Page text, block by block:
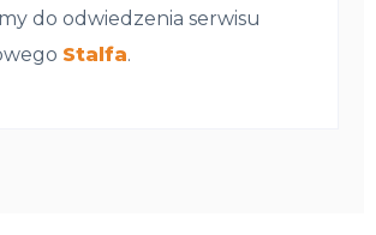
do odwiedzenia serwisu
Stalfa.